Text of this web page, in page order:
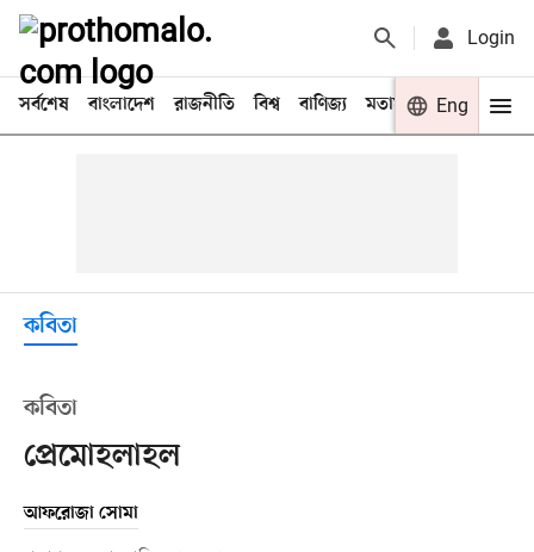
Login
সর্বশেষ বাংলাদেশ রাজনীতি বিশ্ব বাণিজ্য মতামত খেলা
Eng
কবিতা
কবিতা
প্রেমোহলাহল
আফরোজা সোমা